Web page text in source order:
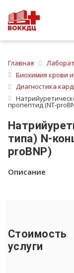
Главная
Биохимия крови
Диагностика
пропептид (NT-
типа) N-
proBNP)
Описание
Стоимость
услуги